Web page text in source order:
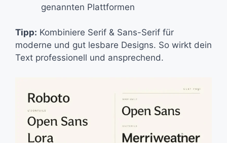
genannten Plattformen
Tipp: Kombiniere Serif & Sans-Serif für
moderne und gut lesbare Designs. So wirkt dein
Text professionell und ansprechend.